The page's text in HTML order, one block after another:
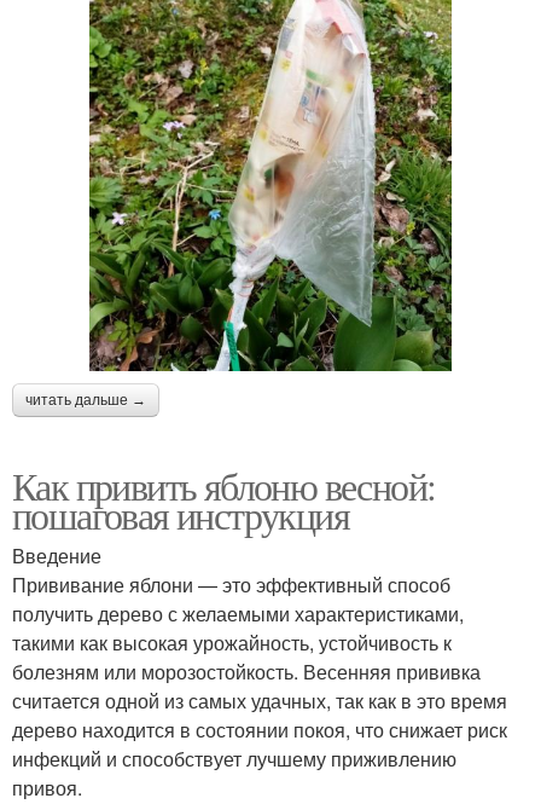
читать дальше →
Как привить яблоню весной:
пошаговая инструкция
Введение
Прививание яблони — это эффективный способ
получить дерево с желаемыми характеристиками,
такими как высокая урожайность, устойчивость к
болезням или морозостойкость. Весенняя прививка
считается одной из самых удачных, так как в это время
дерево находится в состоянии покоя, что снижает риск
инфекций и способствует лучшему приживлению
привоя.